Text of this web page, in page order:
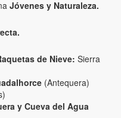
Jóvenes y Naturaleza.
de Nieve: Sierra
(Antequera)
y Cueva del Agua